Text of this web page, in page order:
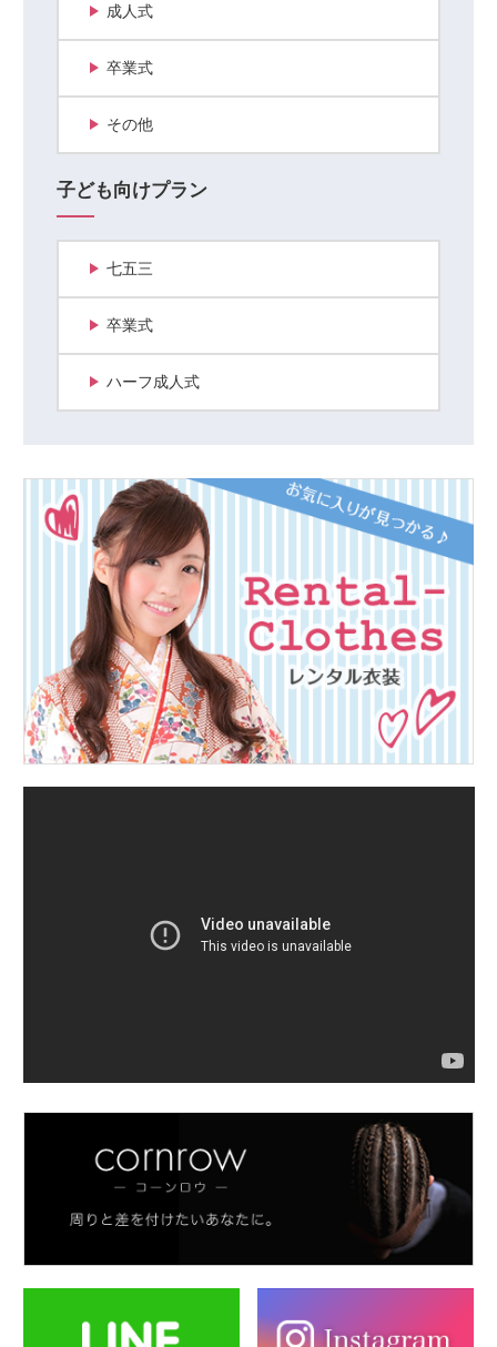
成人式
卒業式
その他
子ども向けプラン
七五三
卒業式
ハーフ成人式